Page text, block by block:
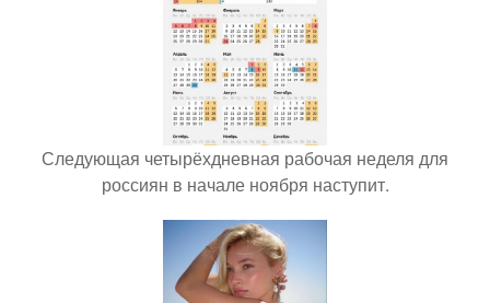
Следующая четырёхдневная рабочая неделя для
россиян в начале ноября наступит.